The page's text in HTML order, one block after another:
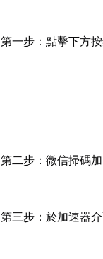
第一步：點擊下方
第二步：微信掃碼
第三步：於加速器